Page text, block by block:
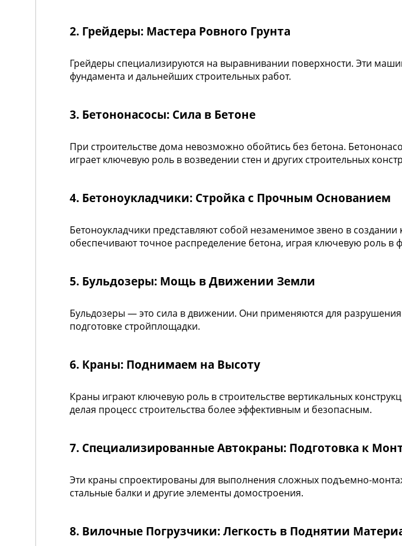
2. Грейдеры: Мастера Ровного Грунта
Грейдеры специализируются на выравнивании поверхности. Эти
фундамента и дальнейших строительных работ.
3. Бетононасосы: Сила в Бетоне
При строительстве дома невозможно обойтись без бетона.
играет ключевую роль в возведении стен и других строительных
4. Бетоноукладчики: Стройка с Прочным Основанием
Бетоноукладчики представляют собой незаменимое звено в
обеспечивают точное распределение бетона, играя ключевую роль
5. Бульдозеры: Мощь в Движении Земли
Бульдозеры — это сила в движении. Они применяются для
подготовке стройплощадки.
6. Краны: Поднимаем на Высоту
Краны играют ключевую роль в строительстве вертикальных
делая процесс строительства более эффективным и безопасным.
7. Специализированные Автокраны: Подготовка к
Эти краны спроектированы для выполнения сложных подъемно-
стальные балки и другие элементы домостроения.
8. Вилочные Погрузчики: Легкость в Поднятии